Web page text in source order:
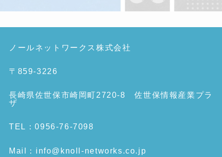
ノールネットワークス株式会社
〒859-3226
長崎県佐世保市崎岡町2720-8 佐世保情報産業プラ
ザ
TEL：0956-76-7098
Mail：info@knoll-networks.co.jp